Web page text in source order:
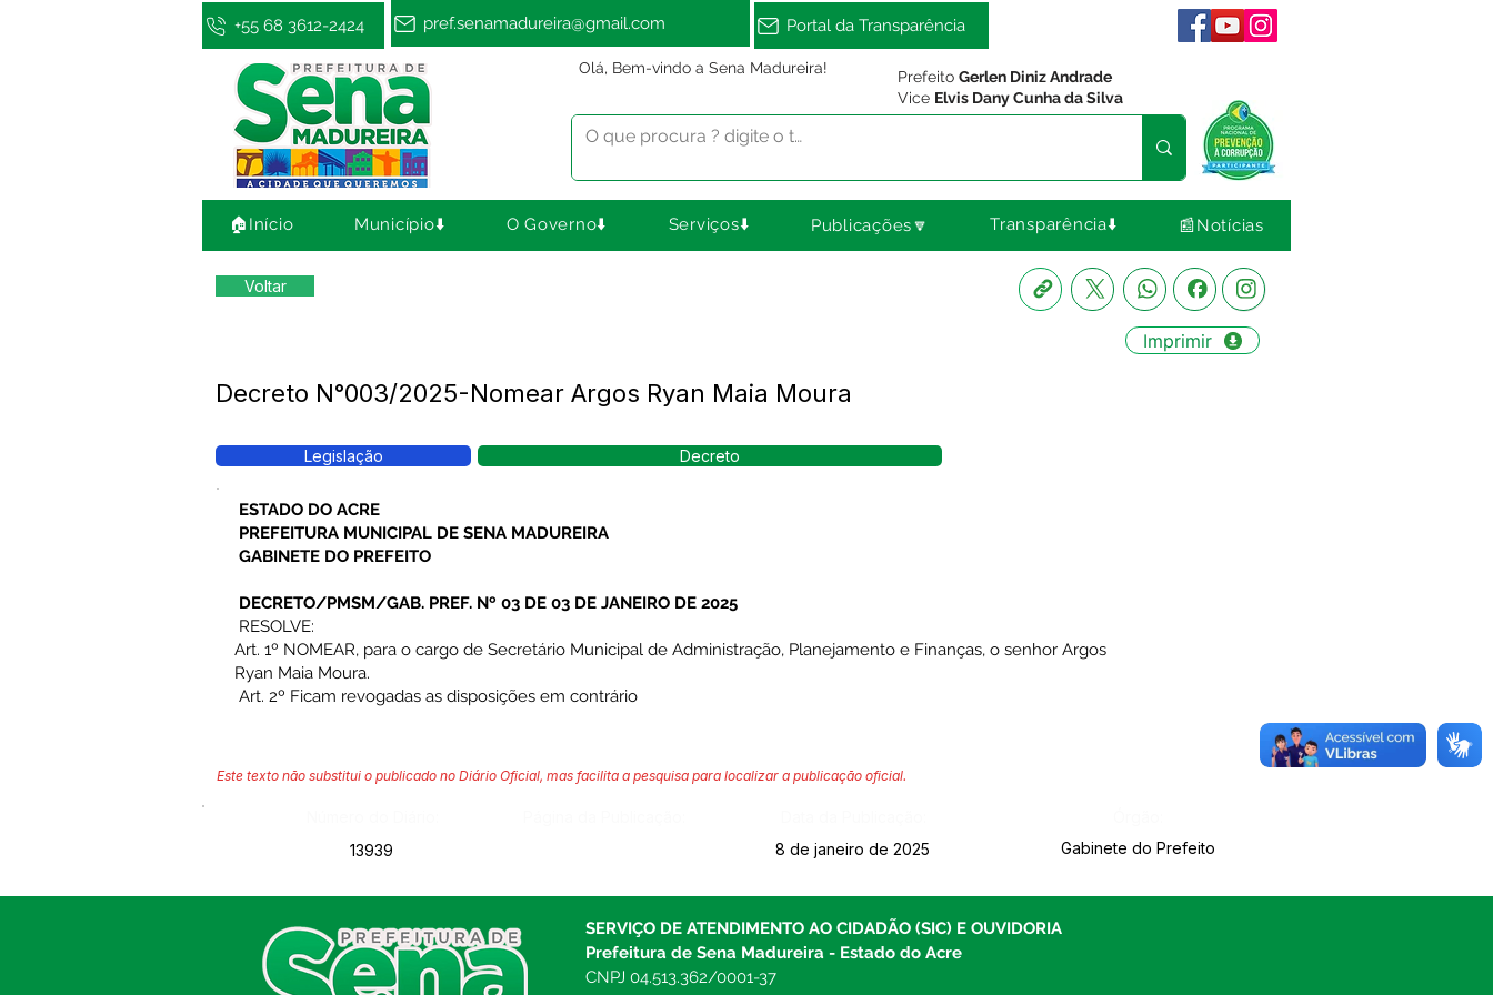
+55 68 3612-2424 pref.senamadureira@gmail.com Portal da Transparência
Olá, Bem-vindo a Sena Madureira! Prefeito Gerlen Diniz Andrade
Vice Elvis Dany Cunha da Silva
🏠Início Município⬇️ O Governo⬇️ Serviços⬇️ Publicações🔽 Transparência⬇️ 📰Notícias
Voltar
Imprimir
Decreto N°003/2025-Nomear Argos Ryan Maia Moura
Legislação Decreto
ESTADO DO ACRE
PREFEITURA MUNICIPAL DE SENA MADUREIRA
GABINETE DO PREFEITO
DECRETO/PMSM/GAB. PREF. Nº 03 DE 03 DE JANEIRO DE 2025
RESOLVE:
Art. 1º NOMEAR, para o cargo de Secretário Municipal de Administração, Planejamento e Finanças, o senhor Argos
Ryan Maia Moura.
Art. 2º Ficam revogadas as disposições em contrário
Este texto não substitui o publicado no Diário Oficial, mas facilita a pesquisa para localizar a publicação oficial.
13939
8 de janeiro de 2025 Gabinete do Prefeito
CIDADÃO (SIC) E OUVIDORIA
Prefeitura de Sena Madureira
SERVIÇO DE ATENDIMENTO AO CIDADÃO (SIC) E OUVIDORIA
Prefeitura de Sena Madureira - Estado do Acre
CNPJ 04.513.362/0001-37